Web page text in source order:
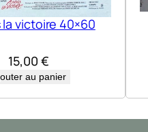
la victoire 40×60
15,00 €
au panier